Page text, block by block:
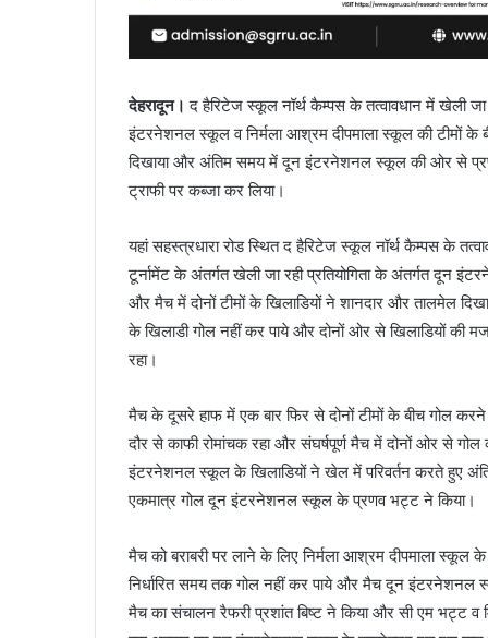
देहरादून। द हैरिटेज स्कूल नॉर्थ कैम्पस के तत्वावधान में खेली जा
इंटरनेशनल स्कूल व निर्मला आश्रम दीपमाला स्कूल की टीमों के
दिखाया और अंतिम समय में दून इंटरनेशनल स्कूल की ओर से
ट्राफी पर कब्जा कर लिया।
यहां सहस्त्रधारा रोड स्थित द हैरिटेज स्कूल नॉर्थ कैम्पस के
टूर्नामेंट के अंतर्गत खेली जा रही प्रतियोगिता के अंतर्गत दून
और मैच में दोनों टीमों के खिलाडियों ने शानदार और तालमेल
के खिलाडी गोल नहीं कर पाये और दोनों ओर से खिलाडियों की
रहा।
मैच के दूसरे हाफ में एक बार फिर से दोनों टीमों के बीच गोल
दौर से काफी रोमांचक रहा और संघर्षपूर्ण मैच में दोनों ओर से
इंटरनेशनल स्कूल के खिलाडियों ने खेल में परिवर्तन करते हुए
एकमात्र गोल दून इंटरनेशनल स्कूल के प्रणव भट्ट ने किया।
मैच को बराबरी पर लाने के लिए निर्मला आश्रम दीपमाला
निर्धारित समय तक गोल नहीं कर पाये और मैच दून
मैच का संचालन रैफरी प्रशांत बिष्ट ने किया और सी एम भट्ट व